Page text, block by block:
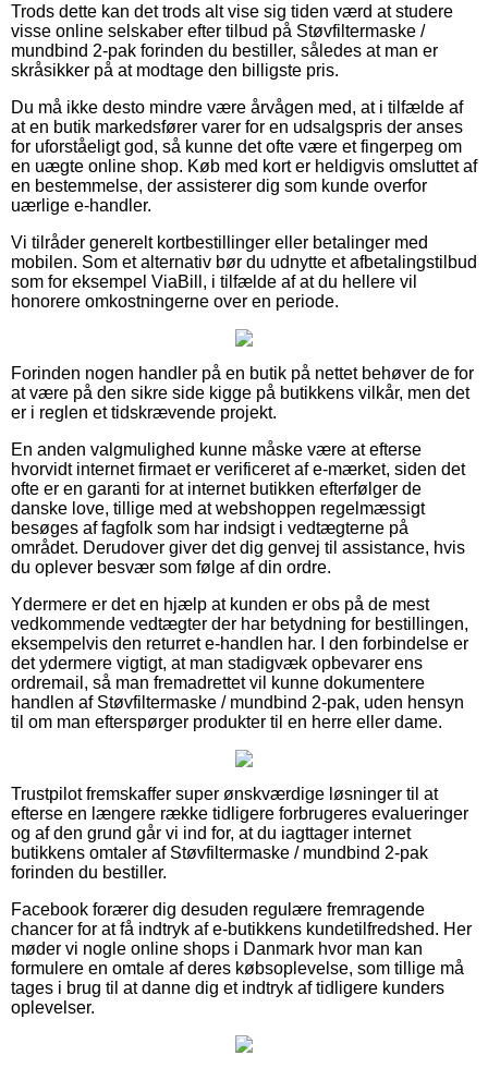
Trods dette kan det trods alt vise sig tiden værd at studere
visse online selskaber efter tilbud på Støvfiltermaske /
mundbind 2-pak forinden du bestiller, således at man er
skråsikker på at modtage den billigste pris.
Du må ikke desto mindre være årvågen med, at i tilfælde af
at en butik markedsfører varer for en udsalgspris der anses
for uforståeligt god, så kunne det ofte være et fingerpeg om
en uægte online shop. Køb med kort er heldigvis omsluttet af
en bestemmelse, der assisterer dig som kunde overfor
uærlige e-handler.
Vi tilråder generelt kortbestillinger eller betalinger med
mobilen. Som et alternativ bør du udnytte et afbetalingstilbud
som for eksempel ViaBill, i tilfælde af at du hellere vil
honorere omkostningerne over en periode.
Forinden nogen handler på en butik på nettet behøver de for
at være på den sikre side kigge på butikkens vilkår, men det
er i reglen et tidskrævende projekt.
En anden valgmulighed kunne måske være at efterse
hvorvidt internet firmaet er verificeret af e-mærket, siden det
ofte er en garanti for at internet butikken efterfølger de
danske love, tillige med at webshoppen regelmæssigt
besøges af fagfolk som har indsigt i vedtægterne på
området. Derudover giver det dig genvej til assistance, hvis
du oplever besvær som følge af din ordre.
Ydermere er det en hjælp at kunden er obs på de mest
vedkommende vedtægter der har betydning for bestillingen,
eksempelvis den returret e-handlen har. I den forbindelse er
det ydermere vigtigt, at man stadigvæk opbevarer ens
ordremail, så man fremadrettet vil kunne dokumentere
handlen af Støvfiltermaske / mundbind 2-pak, uden hensyn
til om man efterspørger produkter til en herre eller dame.
Trustpilot fremskaffer super ønskværdige løsninger til at
efterse en længere række tidligere forbrugeres evalueringer
og af den grund går vi ind for, at du iagttager internet
butikkens omtaler af Støvfiltermaske / mundbind 2-pak
forinden du bestiller.
Facebook forærer dig desuden regulære fremragende
chancer for at få indtryk af e-butikkens kundetilfredshed. Her
møder vi nogle online shops i Danmark hvor man kan
formulere en omtale af deres købsoplevelse, som tillige må
tages i brug til at danne dig et indtryk af tidligere kunders
oplevelser.